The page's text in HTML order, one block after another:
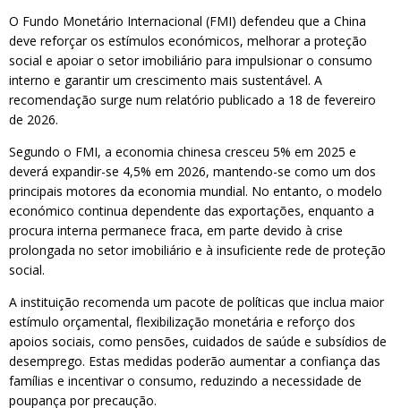
O Fundo Monetário Internacional (FMI) defendeu que a China
deve reforçar os estímulos económicos, melhorar a proteção
social e apoiar o setor imobiliário para impulsionar o consumo
interno e garantir um crescimento mais sustentável. A
recomendação surge num relatório publicado a 18 de fevereiro
de 2026.
Segundo o FMI, a economia chinesa cresceu 5% em 2025 e
deverá expandir-se 4,5% em 2026, mantendo-se como um dos
principais motores da economia mundial. No entanto, o modelo
económico continua dependente das exportações, enquanto a
procura interna permanece fraca, em parte devido à crise
prolongada no setor imobiliário e à insuficiente rede de proteção
social.
A instituição recomenda um pacote de políticas que inclua maior
estímulo orçamental, flexibilização monetária e reforço dos
apoios sociais, como pensões, cuidados de saúde e subsídios de
desemprego. Estas medidas poderão aumentar a confiança das
famílias e incentivar o consumo, reduzindo a necessidade de
poupança por precaução.